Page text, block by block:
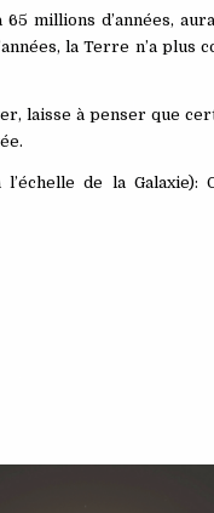
millions d’années,
la Terre n’a plus
laisse à penser que
de la Galaxie):